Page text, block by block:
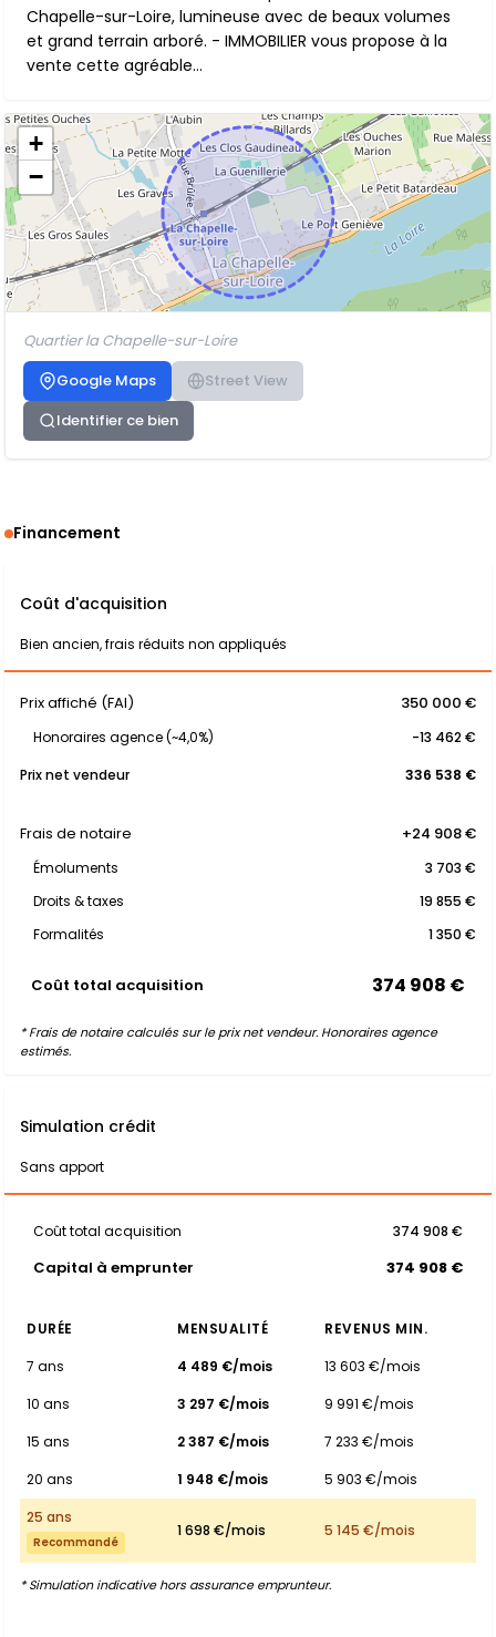
Chapelle-sur-Loire, lumineuse avec de beaux volumes
et grand terrain arboré. - IMMOBILIER vous propose à la
vente cette agréable...
+
−
Quartier la Chapelle-sur-Loire
Google Maps
Street View
Identifier ce bien
Financement
Coût d'acquisition
Bien ancien, frais réduits non appliqués
Prix affiché (FAI) 350 000 €
Honoraires agence (~4,0%)
-13 462 €
Prix net vendeur
336 538 €
Frais de notaire +24 908 €
Émoluments
3 703 €
Droits & taxes
19 855 €
Formalités
1 350 €
Coût total acquisition 374 908 €
* Frais de notaire calculés sur le prix net vendeur. Honoraires agence
estimés.
Simulation crédit
Sans apport
Coût total acquisition 374 908 €
Capital à emprunter 374 908 €
DURÉE MENSUALITÉ
REVENUS MIN.
7 ans
4 489 €/mois
13 603 €/mois
10 ans
3 297 €/mois
9 991 €/mois
15 ans
2 387 €/mois
7 233 €/mois
20 ans
1 948 €/mois
5 903 €/mois
25 ans
Recommandé
1 698 €/mois 5 145 €/mois
* Simulation indicative hors assurance emprunteur.